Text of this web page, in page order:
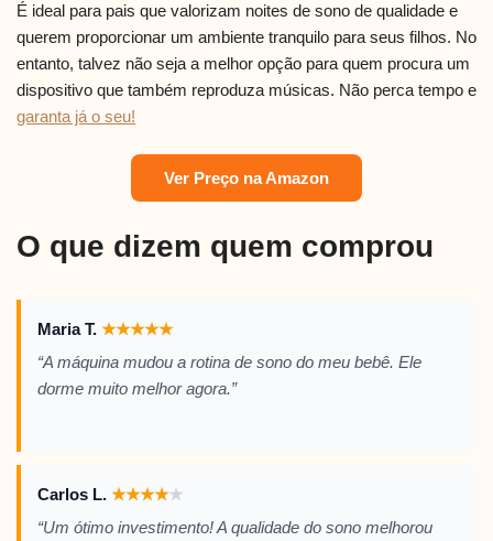
É ideal para pais que valorizam noites de sono de qualidade e
querem proporcionar um ambiente tranquilo para seus filhos. No
entanto, talvez não seja a melhor opção para quem procura um
dispositivo que também reproduza músicas. Não perca tempo e
garanta já o seu!
Ver Preço na Amazon
O que dizem quem comprou
Maria T. ★★★★★
“A máquina mudou a rotina de sono do meu bebê. Ele
dorme muito melhor agora.”
Carlos L. ★★★★★
“Um ótimo investimento! A qualidade do sono melhorou